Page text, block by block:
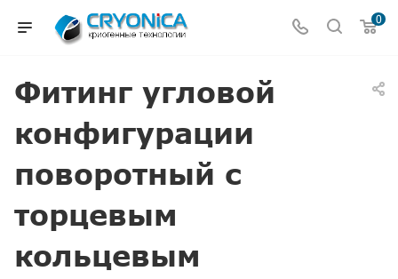
0
Фитинг угловой
конфигурации
поворотный с
торцевым
кольцевым